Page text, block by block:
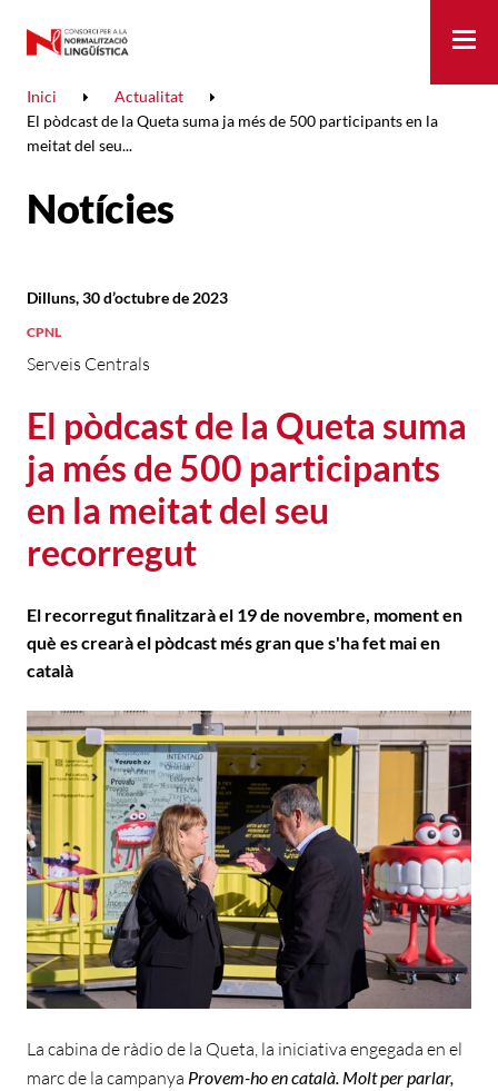
Inici
Actualitat
El pòdcast de la Queta suma ja més de 500 participants en la
meitat del seu...
Notícies
El pòdcast de la Queta suma
ja més de 500 participants
en la meitat del seu
recorregut
Serveis Centrals
Dilluns, 30 d’octubre de 2023
CPNL
El recorregut finalitzarà el 19 de novembre, moment en
què es crearà el pòdcast més gran que s'ha fet mai en
català
La cabina de ràdio de la Queta, la iniciativa engegada en el
marc de la campanya Provem-ho en català. Molt per parlar,